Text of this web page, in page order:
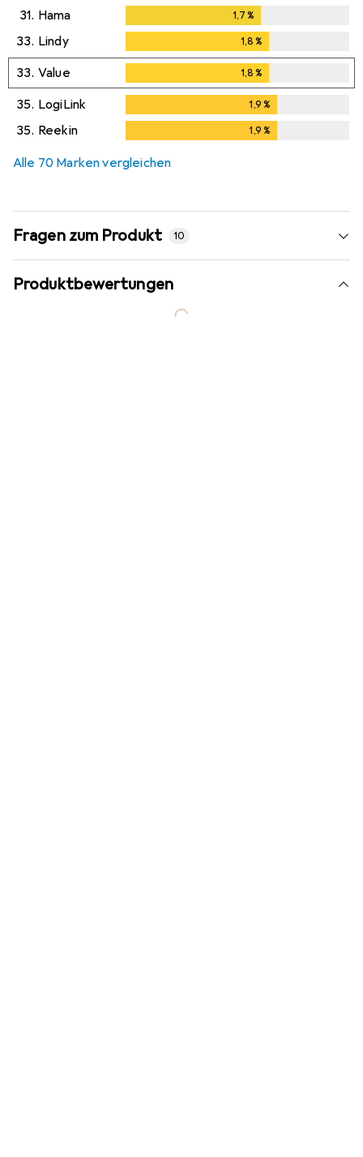
31. Hama 1,7%
33. Lindy 1,8%
33. Value 1,8%
35. LogiLink 1,9%
35. Reekin 1,9%
Alle 70 Marken vergleichen
Fragen zum Produkt 10
Produktbewertungen